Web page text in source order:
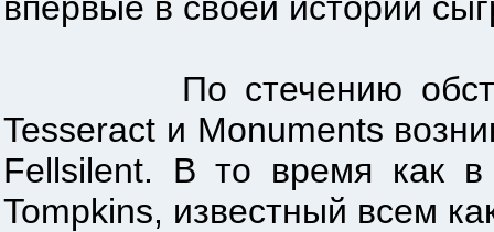
По стечению
Tesseract и Monuments
Fellsilent. В то время как в
Tompkins, известный всем